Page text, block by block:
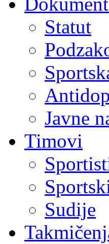
Statut
Javne
Timovi
Sudije